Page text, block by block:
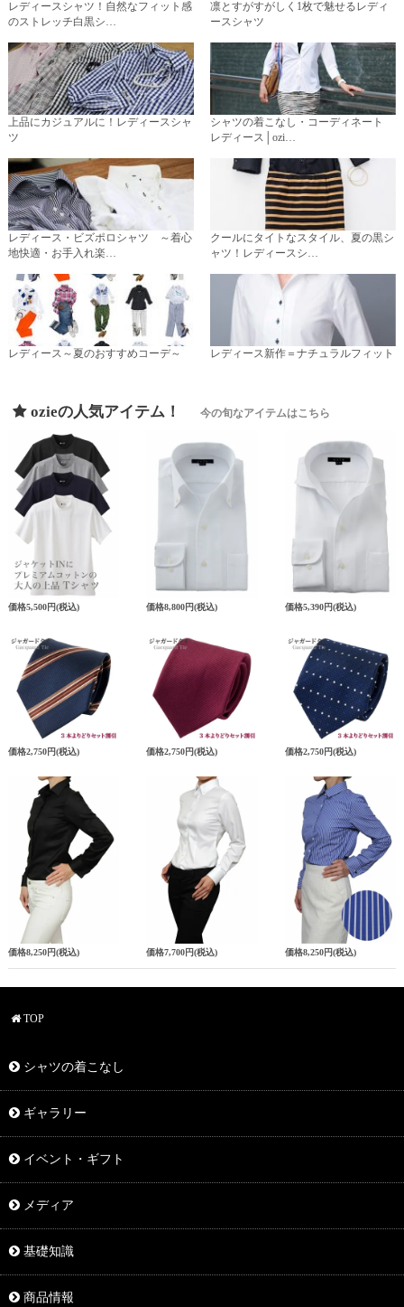
レディースシャツ！自然なフィット感
のストレッチ白黒シ…
凛とすがすがしく1枚で魅せるレディ
ースシャツ
上品にカジュアルに！レディースシャ
ツ
シャツの着こなし・コーディネート
レディース│ozi…
レディース・ビズポロシャツ ～着心
地快適・お手入れ楽…
クールにタイトなスタイル、夏の黒シ
ャツ！レディースシ…
レディース～夏のおすすめコーデ～ レディース新作＝ナチュラルフィット
ozieの人気アイテム！ 今の旬なアイテムはこちら
価格5,500円(税込) 価格8,800円(税込) 価格5,390円(税込)
価格2,750円(税込) 価格2,750円(税込) 価格2,750円(税込)
価格8,250円(税込) 価格7,700円(税込) 価格8,250円(税込)
TOP
シャツの着こなし
ギャラリー
イベント・ギフト
メディア
基礎知識
商品情報